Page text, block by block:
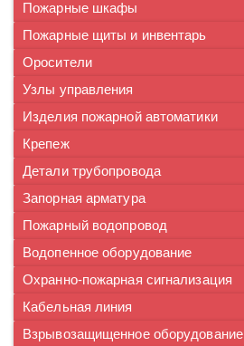
Пожарные шкафы
Пожарные щиты и инвентарь
Оросители
Узлы управления
Изделия пожарной автоматики
Крепеж
Детали трубопровода
Запорная арматура
Пожарный водопровод
Водопенное оборудование
Охранно-пожарная сигнализация
Кабельная линия
Взрывозащищенное оборудование